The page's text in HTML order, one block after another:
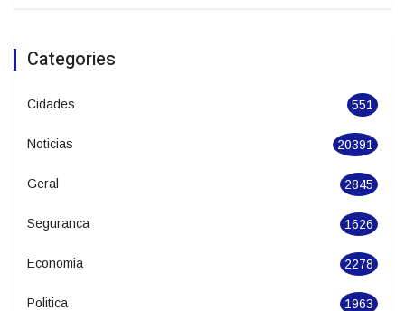
de Dança de Joinville
Categories
Cidades 551
Noticias 20391
Geral 2845
Seguranca 1626